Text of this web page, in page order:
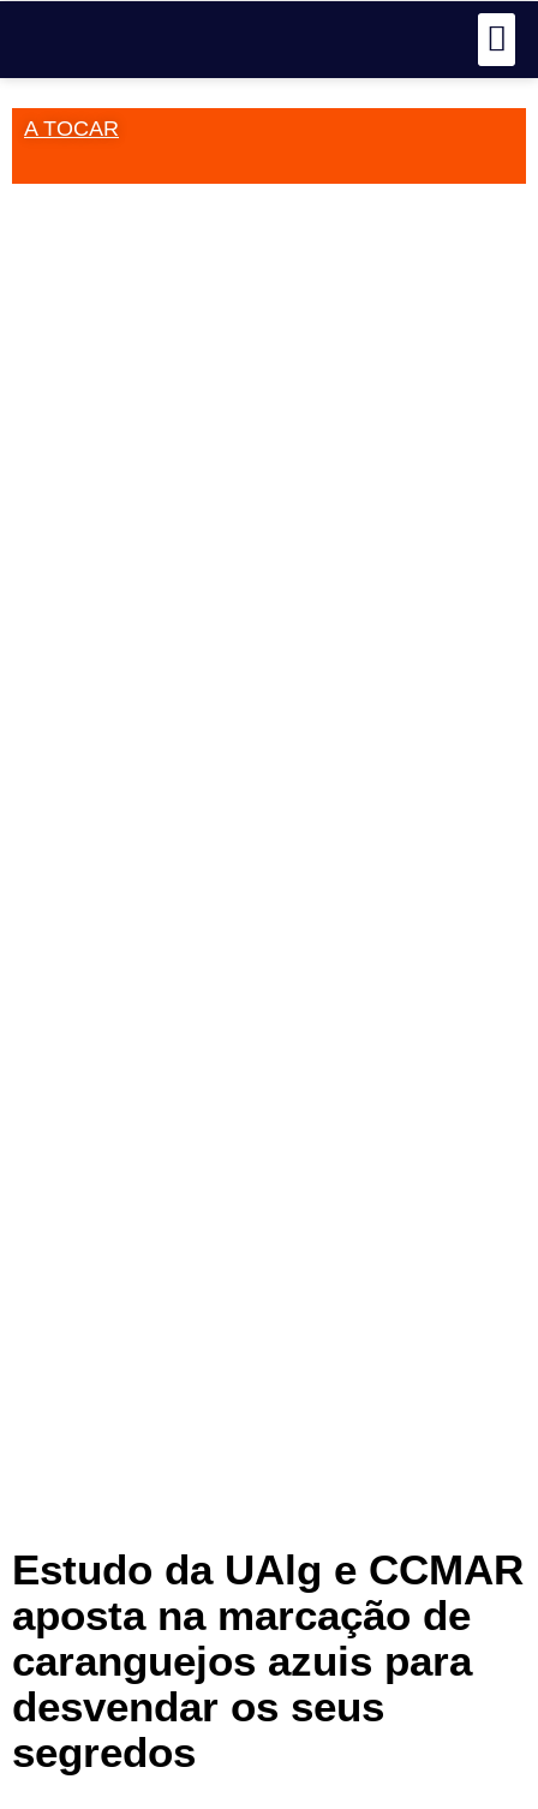
A TOCAR
Estudo da UAlg e CCMAR
aposta na marcação de
caranguejos azuis para
desvendar os seus
segredos